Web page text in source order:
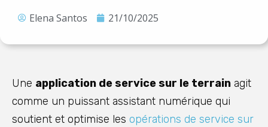
Elena Santos 21/10/2025
Une application de service sur le terrain agit
comme un puissant assistant numérique qui
soutient et optimise les opérations de service sur